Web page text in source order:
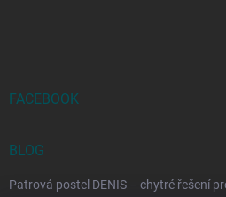
FACEBOOK
BLOG
Patrová postel DENIS – chytré řešení